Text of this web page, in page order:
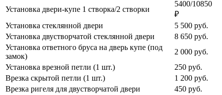
Установка двери-купе 1 створка/2 створки
5400/10850
₽
Установка стеклянной двери
5 500 руб.
Установка двустворчатой стеклянной двери
8 650 руб.
Установка ответного бруса на дверь купе (под
замок)
2 000 руб.
Установка врезной петли (1 шт.)
250 руб.
Врезка скрытой петли (1 шт.)
1 200 руб.
Врезка ригеля для двустворчатой двери
450 руб.